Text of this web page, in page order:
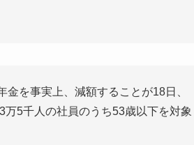
を事実上、減額することが18日、
5千人の社員のうち53歳以下を対象